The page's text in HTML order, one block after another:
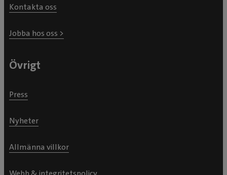
Kontakta oss
Jobba hos oss >
Övrigt
Press
Nyheter
Allmänna villkor